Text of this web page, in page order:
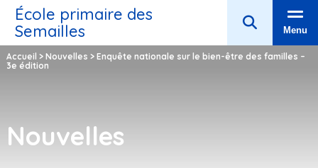
École primaire des
Semailles
Menu
Accueil > Nouvelles > Enquête nationale sur le bien-être des familles –
3e édition
Nouvelles